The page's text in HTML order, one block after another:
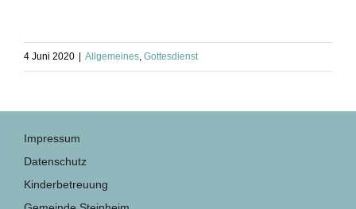
4 Juni 2020 Allgemeines, Gottesdienst
Impressum
Datenschutz
Kinderbetreuung